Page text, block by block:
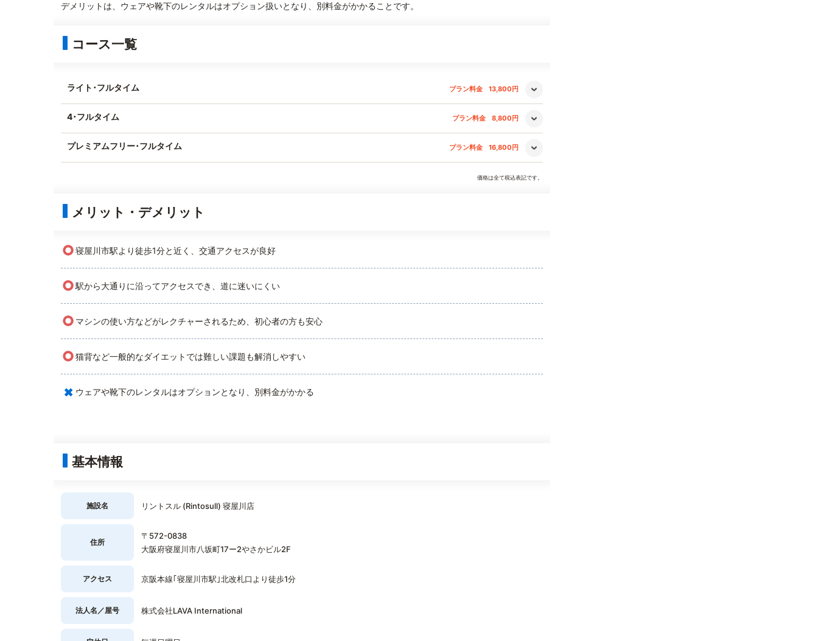
デメリットは、ウェアや靴下のレンタルはオプション扱いとなり、別料金がかかることです。
コース一覧
ライト･フルタイム プラン料金 13,800円
4･フルタイム プラン料金 8,800円
プレミアムフリー･フルタイム プラン料金 16,800円
価格は全て税込表記です。
メリット・デメリット
○寝屋川市駅より徒歩1分と近く、交通アクセスが良好
○駅から大通りに沿ってアクセスでき、道に迷いにくい
○ マシンの使い方などがレクチャーされるため、初心者の方も安心
○猫背など一般的なダイエットでは難しい課題も解消しやすい
× ウェアや靴下のレンタルはオプションとなり、別料金がかかる
基本情報
施設名 リントスル (Rintosull) 寝屋川店
住所
〒572-0838
大阪府寝屋川市八坂町17ー2やさかビル2F
アクセス 京阪本線｢寝屋川市駅｣北改札口より徒歩1分
法人名／屋号 株式会社LAVA International